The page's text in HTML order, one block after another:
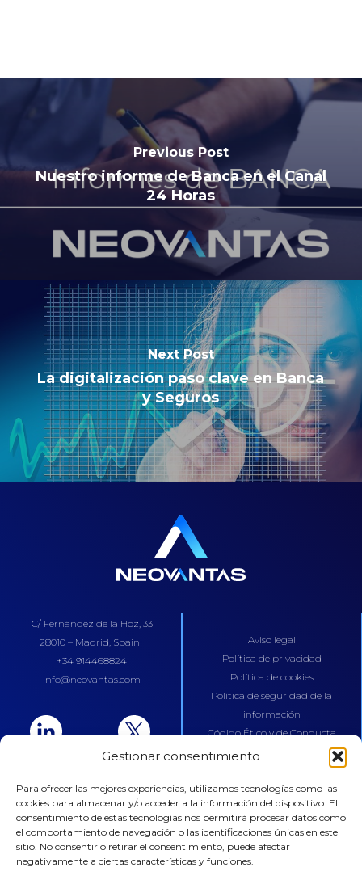
Gestionar consentimiento
Para ofrecer las mejores experiencias, utilizamos tecnologías como las
cookies para almacenar y/o acceder a la información del dispositivo. El
consentimiento de estas tecnologías nos permitirá procesar datos como
el comportamiento de navegación o las identificaciones únicas en este
sitio. No consentir o retirar el consentimiento, puede afectar
negativamente a ciertas características y funciones.
Previous Post
Nuestro informe de Banca en el Canal
24 Horas
Next Post
La digitalización paso clave en Banca
y Seguros
C/ Fernández de la Hoz, 33
28010 – Madrid, Spain
+34 914468824
info@neovantas.com
Aviso legal
Política de privacidad
Política de cookies
Política de seguridad de la
información
Código Ético y de Conducta